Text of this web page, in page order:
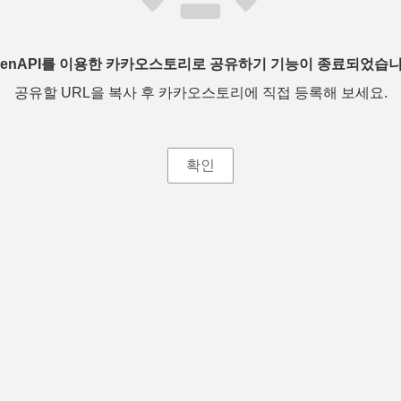
를 이용한 카카오스토리로 공유하기 기능이 종료되었습
공유할 URL을 복사 후 카카오스토리에 직접 등록해 보세요.
확인